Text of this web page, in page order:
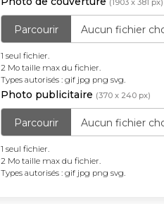
:
png
svg.
Types
autorisés
:
gif
jpg
png
svg.
du
fichier.
Types
autorisés
gif
jpg
png
svg.
taille
max
du
fichier.
Types
autorisés
gif
jpg
png
(1903 x 381 px)
Parcourir Aucun fichier
1 seul fichier.
2 Mo taille max du fichier.
Types autorisés : gif jpg png svg.
Photo publicitaire (370 x 240 px)
Parcourir Aucun fichier
1 seul fichier.
2 Mo taille max du fichier.
Types autorisés : gif jpg png svg.